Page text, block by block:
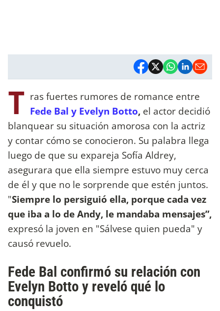
T ras fuertes rumores de romance entre
Fede Bal y Evelyn Botto, el actor decidió
blanquear su situación amorosa con la actriz
y contar cómo se conocieron. Su palabra llega
luego de que su expareja Sofía Aldrey,
asegurara que ella siempre estuvo muy cerca
de él y que no le sorprende que estén juntos.
"Siempre lo persiguió ella, porque cada vez
que iba a lo de Andy, le mandaba mensajes”,
expresó la joven en "Sálvese quien pueda" y
causó revuelo.
Fede Bal confirmó su relación con
Evelyn Botto y reveló qué lo
conquistó